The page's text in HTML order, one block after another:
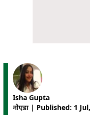
Isha Gupta
नोएडा | Published: 1